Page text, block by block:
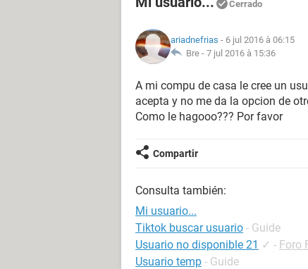
Cerrado
ariadnefrias - 6 jul 2016 à 06:15
Bre - 7 jul 2016 à 15:36
A mi compu de casa le cree un
acepta y no me da la opcion de
Como le hagooo??? Por favor
Compartir
Consulta también:
Mi usuario...
Tiktok buscar usuario - Guide
Usuario no disponible 21 ✓ - Foro
Usuario temp - Guide